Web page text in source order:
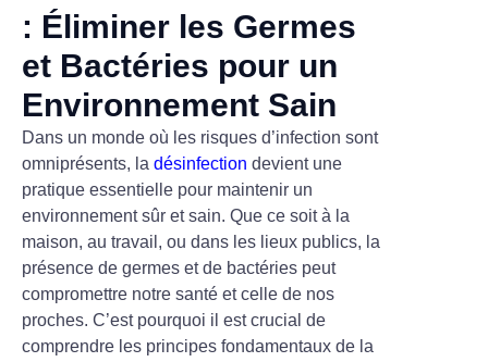
: Éliminer les Germes
et Bactéries pour un
Environnement Sain
Dans un monde où les risques d’infection sont
omniprésents, la désinfection devient une
pratique essentielle pour maintenir un
environnement sûr et sain. Que ce soit à la
maison, au travail, ou dans les lieux publics, la
présence de germes et de bactéries peut
compromettre notre santé et celle de nos
proches. C’est pourquoi il est crucial de
comprendre les principes fondamentaux de la